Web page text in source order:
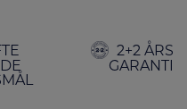
2+2 ÅRS
GARANTI